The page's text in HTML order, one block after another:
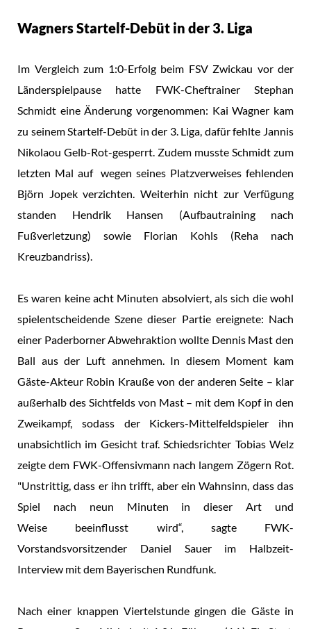
Wagners Startelf-Debüt in der 3. Liga
Im Vergleich zum 1:0-Erfolg beim FSV Zwickau vor der
Länderspielpause hatte FWK-Cheftrainer Stephan
Schmidt eine Änderung vorgenommen: Kai Wagner kam
zu seinem Startelf-Debüt in der 3. Liga, dafür fehlte Jannis
Nikolaou Gelb-Rot-gesperrt. Zudem musste Schmidt zum
letzten Mal auf wegen seines Platzverweises fehlenden
Björn Jopek verzichten. Weiterhin nicht zur Verfügung
standen Hendrik Hansen (Aufbautraining nach
Fußverletzung) sowie Florian Kohls (Reha nach
Kreuzbandriss).
Es waren keine acht Minuten absolviert, als sich die wohl
spielentscheidende Szene dieser Partie ereignete: Nach
einer Paderborner Abwehraktion wollte Dennis Mast den
Ball aus der Luft annehmen. In diesem Moment kam
Gäste-Akteur Robin Krauße von der anderen Seite – klar
außerhalb des Sichtfelds von Mast – mit dem Kopf in den
Zweikampf, sodass der Kickers-Mittelfeldspieler ihn
unabsichtlich im Gesicht traf. Schiedsrichter Tobias Welz
zeigte dem FWK-Offensivmann nach langem Zögern Rot.
"Unstrittig, dass er ihn trifft, aber ein Wahnsinn, dass das
Spiel nach neun Minuten in dieser Art und
Weise beeinflusst wird“, sagte FWK-
Vorstandsvorsitzender Daniel Sauer im Halbzeit-
Interview mit dem Bayerischen Rundfunk.
Nach einer knappen Viertelstunde gingen die Gäste in